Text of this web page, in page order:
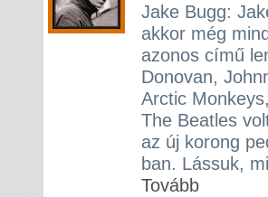
Jake Bugg:
akkor még
azonos című
Donovan,
Arctic
The Beatles
az új korong
ban. Lássuk,
Tovább